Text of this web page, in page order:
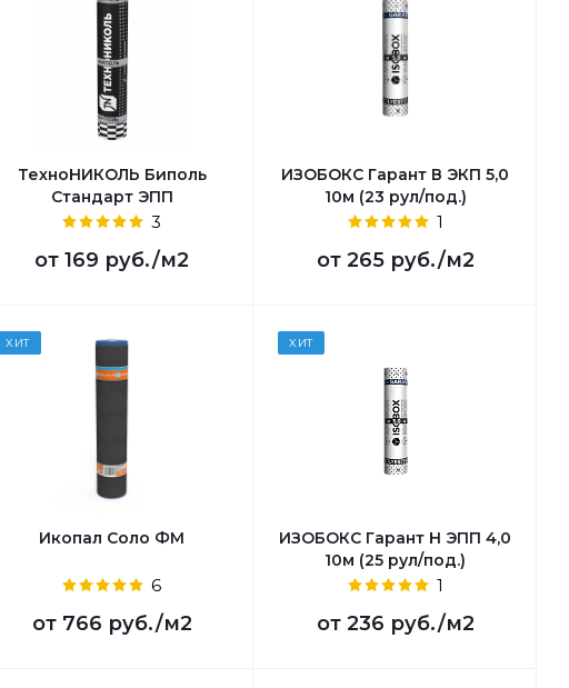
ТехноНИКОЛЬ Биполь
Стандарт ЭПП
3
от 169 руб./м2
ИЗОБОКС Гарант В ЭКП 5,0
10м (23 рул/под.)
1
от 265 руб./м2
ХИТ
Икопал Соло ФМ
6
от 766 руб./м2
ХИТ
ИЗОБОКС Гарант Н ЭПП 4,0
10м (25 рул/под.)
1
от 236 руб./м2